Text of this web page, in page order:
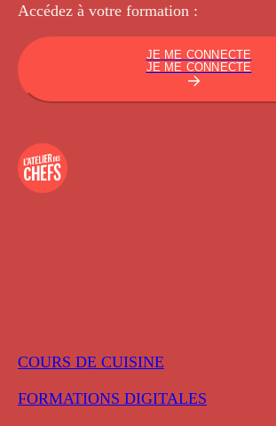
COURS DE CUISINE
FORMATIONS DIGITALES
Accédez à votre formation :
JE ME CONNECTE
JE ME CONNECTE